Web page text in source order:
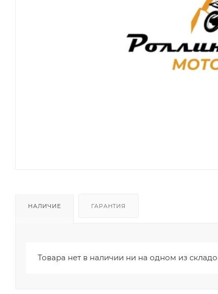
НАЛИЧИЕ ГАРАНТИЯ
Товара нет в наличии ни на одном из